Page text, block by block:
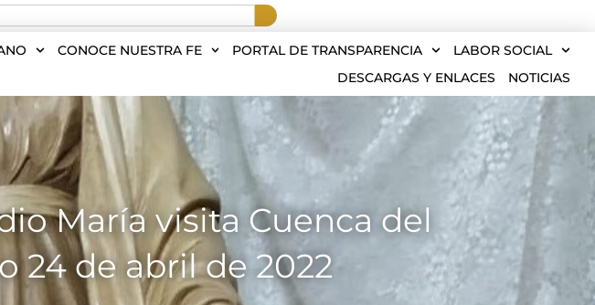
CONOCE NUESTRA FE PORTAL DE TRANSPARENCIA
LABOR SOCIAL
DESCARGAS Y ENLACES
NOTICIAS
María visita Cuenca del
24 de abril de 2022